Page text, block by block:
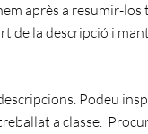
après a resumir-los
de la descripció i
Podeu
a classe.